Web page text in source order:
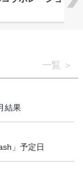
一覧
結果
」予定日